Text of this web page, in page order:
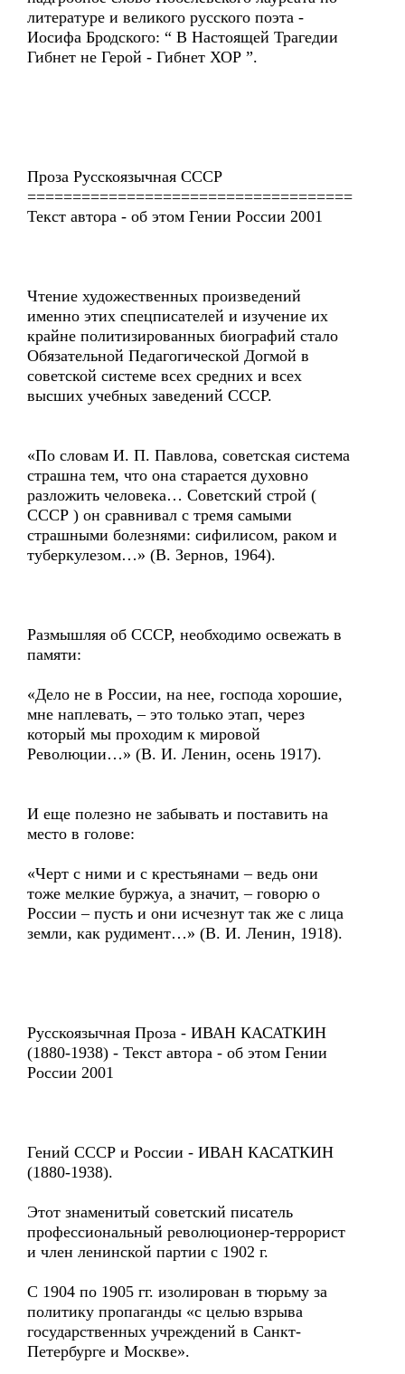
литературе и великого русского поэта -
Иосифа Бродского: “ В Настоящей Трагедии
Гибнет не Герой - Гибнет ХОР ”.
Проза Русскоязычная СССР
====================================
Текст автора - об этом Гении России 2001
Чтение художественных произведений
именно этих спецписателей и изучение их
крайне политизированных биографий стало
Обязательной Педагогической Догмой в
советской системе всех средних и всех
высших учебных заведений СССР.
«По словам И. П. Павлова, советская система
страшна тем, что она старается духовно
разложить человека… Советский строй (
СССР ) он сравнивал с тремя самыми
страшными болезнями: сифилисом, раком и
туберкулезом…» (В. Зернов, 1964).
Размышляя об СССР, необходимо освежать в
памяти:
«Дело не в России, на нее, господа хорошие,
мне наплевать, – это только этап, через
который мы проходим к мировой
Революции…» (В. И. Ленин, осень 1917).
И еще полезно не забывать и поставить на
место в голове:
«Черт с ними и с крестьянами – ведь они
тоже мелкие буржуа, а значит, – говорю о
России – пусть и они исчезнут так же с лица
земли, как рудимент…» (В. И. Ленин, 1918).
Русскоязычная Проза - ИВАН КАСАТКИН
(1880-1938) - Текст автора - об этом Гении
России 2001
Гений СССР и России - ИВАН КАСАТКИН
(1880-1938).
Этот знаменитый советский писатель
профессиональный революционер-террорист
и член ленинской партии с 1902 г.
С 1904 по 1905 гг. изолирован в тюрьму за
политику пропаганды «с целью взрыва
государственных учреждений в Санкт-
Петербурге и Москве».